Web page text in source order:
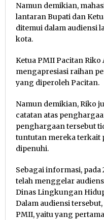
Namun demikian,
lantaran Bupati dan
ditemui dalam audiensi
kota.
Ketua PMII Pacitan
mengapresiasi raihan
yang diperoleh Pacitan.
Namun demikian, Riko
catatan atas
penghargaan tersebut
tuntutan mereka terkait
dipenuhi.
Sebagai informasi, pada
telah menggelar
Dinas Lingkungan
Dalam audiensi
PMII, yaitu yang